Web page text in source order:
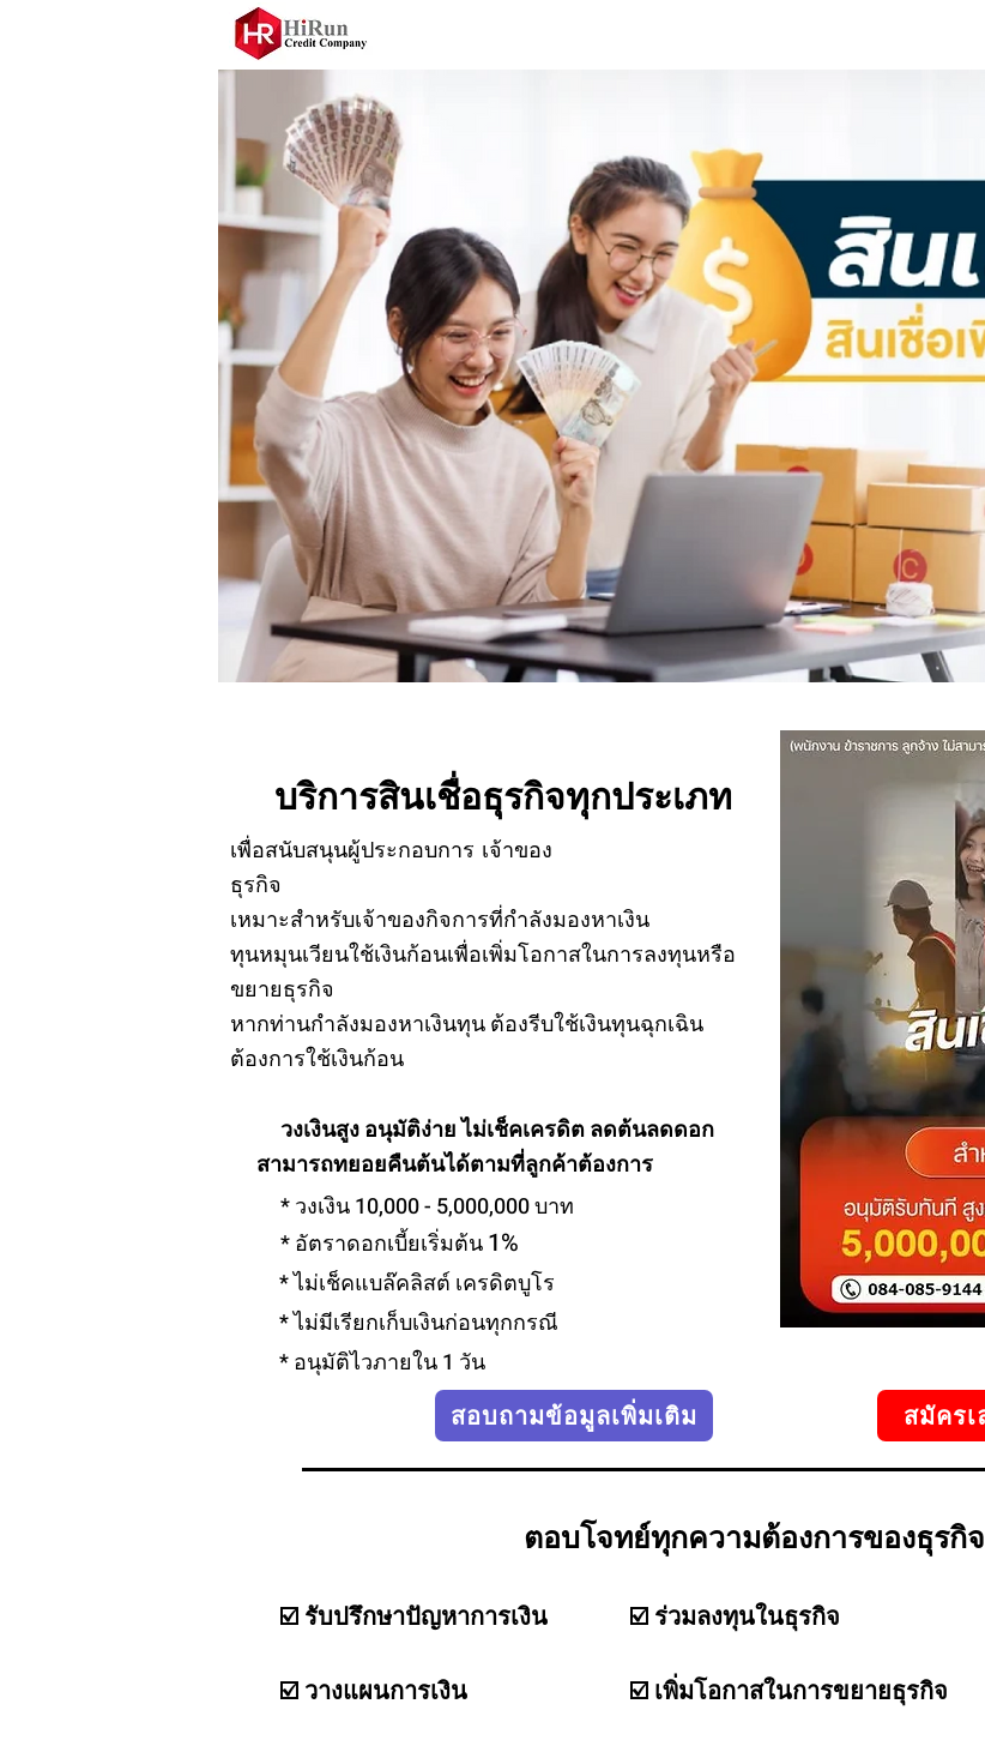
บริการสินเชื่อธุรกิจทุกประเภท
เพื่อสนับสนุนผู้ประกอบการ เจ้าของ
ธุรกิจ
เหมาะสำหรับเจ้าของกิจการที่กำลังมองหาเงิน
ทุนหมุนเวียนใช้เงินก้อนเพื่อเพิ่มโอกาสในการลงทุนหรือ
ขยายธุรกิจ
หากท่านกำลังมองหาเงินทุน ต้องรีบใช้เงินทุนฉุกเฉิน
ต้องการใช้เงินก้อน
วงเงินสูง อนุมัติง่าย ไม่เช็คเครดิต ลดต้นลดดอก
สามารถทยอยคืนต้นได้ตามที่ลูกค้าต้องการ
* วงเงิน 10,000 - 5,000,000 บาท
* อัตราดอกเบี้ยเริ่มต้น1%
* ไม่เช็คแบล๊คลิสต์ เครดิตบูโร
* ไม่มีเรียกเก็บเงินก่อนทุกกรณี
* อนุมัติไวภายใน 1 วัน
สอบถามข้อมูลเพิ่มเติม สมัครเ
ตอบโจทย์ทุกความต้องการของธุรกิจ
☑️ รับปรึกษาปัญหาการเงิน ☑️ ร่วมลงทุนในธุรกิจ
☑️ วางแผนการเงิน ☑️ เพิ่มโอกาสในการขยายธุรกิจ